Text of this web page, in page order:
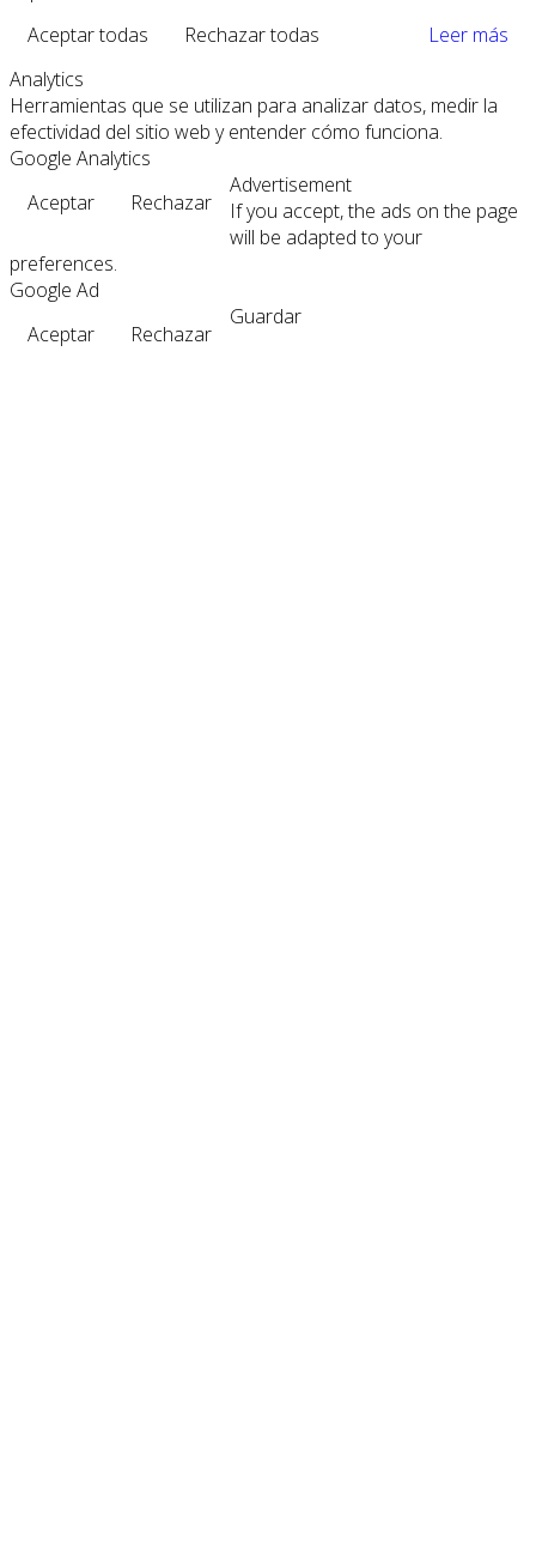
Aceptar todas
Rechazar todas
Leer más
Analytics
Herramientas que se utilizan para analizar datos, medir la
efectividad del sitio web y entender cómo funciona.
Google Analytics
Aceptar
Rechazar
Advertisement
If you accept, the ads on the page
will be adapted to your
preferences.
Google Ad
Aceptar
Rechazar
Guardar